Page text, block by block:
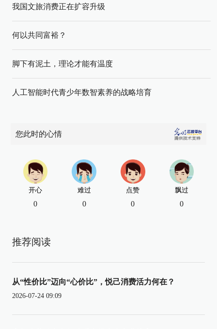
我国文旅消费正在扩容升级
何以共同富裕？
脚下有泥土，理论才能有温度
人工智能时代青少年数智素养的战略培育
您此时的心情
开心
0
难过
0
点赞
0
飘过
0
推荐阅读
从“性价比”迈向“心价比”，悦己消费活力何在？
2026-07-24 09:09